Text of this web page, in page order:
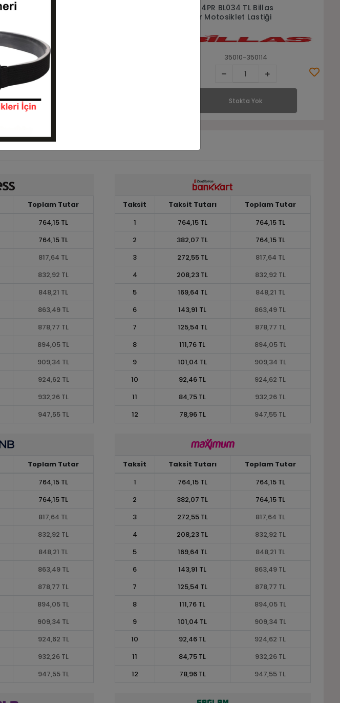
3.50-10 4PR BL35 TL Billas Scooter
Stokta Yok
3.50-10 4PR BL034 TL Billas
Scooter Motosiklet Lastiği
35010-350114
Stokta Yok
Toplam Tutar
764,15 TL
764,15 TL
817,64 TL
832,92 TL
848,21 TL
863,49 TL
878,77 TL
894,05 TL
909,34 TL
924,62 TL
932,26 TL
947,55 TL
Taksit Taksit Tutarı
Toplam Tutar
1
764,15 TL
764,15 TL
2
382,07 TL
764,15 TL
3
272,55 TL
817,64 TL
4
208,23 TL
832,92 TL
5
169,64 TL
848,21 TL
6
143,91 TL
863,49 TL
7
125,54 TL
878,77 TL
8
111,76 TL
894,05 TL
9
101,04 TL
909,34 TL
10
92,46 TL
924,62 TL
11
84,75 TL
932,26 TL
12
78,96 TL 947,55 TL
Toplam Tutar
764,15 TL
764,15 TL
817,64 TL
832,92 TL
848,21 TL
863,49 TL
878,77 TL
894,05 TL
909,34 TL
924,62 TL
932,26 TL
947,55 TL
Taksit Taksit Tutarı
Toplam Tutar
1
764,15 TL
764,15 TL
2
382,07 TL
764,15 TL
3
272,55 TL
817,64 TL
4
208,23 TL
832,92 TL
5
169,64 TL
848,21 TL
6
143,91 TL
863,49 TL
7
125,54 TL
878,77 TL
8
111,76 TL
894,05 TL
9
101,04 TL
909,34 TL
10
92,46 TL
924,62 TL
11
84,75 TL
932,26 TL
12
78,96 TL 947,55 TL